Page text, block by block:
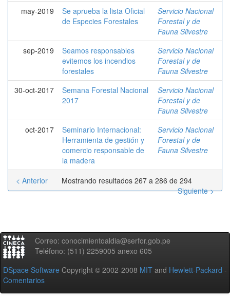
may-2019
Se aprueba la lista Oficial
de Especies Forestales
Servicio Nacional
Forestal y de
Fauna Silvestre
sep-2019
Seamos responsables
evitemos los incendios
forestales
Servicio Nacional
Forestal y de
Fauna Silvestre
30-oct-2017
Semana Forestal Nacional
2017
Servicio Nacional
Forestal y de
Fauna Silvestre
oct-2017
Seminario Internacional:
Herramienta de gestión y
comercio responsable de
la madera
Servicio Nacional
Forestal y de
Fauna Silvestre
Mostrando resultados 267 a 286 de 294
< Anterior
Siguiente >
Correo: conocimientoaldia@serfor.gob.pe
Teléfono: (511) 2259005 anexo 605
DSpace Software Copyright © 2002-2008 MIT and Hewlett-Packard -
Comentarios